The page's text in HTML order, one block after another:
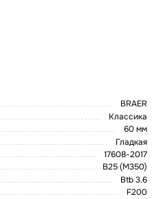
BRAER
Классика
60 мм
Гладкая
17608-2017
В25 (М350)
Btb 3.6
F200